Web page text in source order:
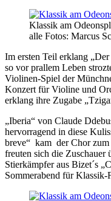
Klassik am
alle Fotos: Marcus
Im ersten Teil erklang
so vor prallem Leben
Violinen-Spiel der
Konzert für Violine und
erklang ihre Zugabe
„Iberia“ von Claude
hervorragend in diese
breve“ kam der Chor zum
freuten sich die Zuschauer
Stierkämpfer aus Bizet´s
Sommerabend für Klassik-